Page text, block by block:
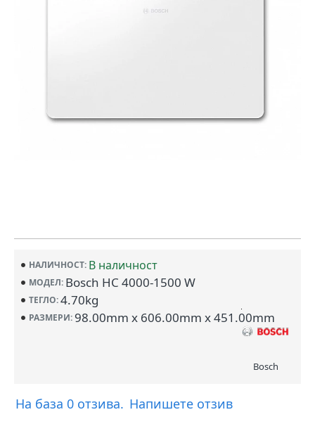
НАЛИЧНОСТ: В наличност
МОДЕЛ: Bosch HC 4000-1500 W
ТЕГЛО:4.70kg
РАЗМЕРИ:98.00mm x 606.00mm x 451.00mm
Bosch
На база 0 отзива. Напишете отзив